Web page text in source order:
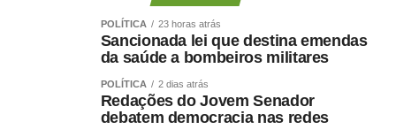
direitos garantidos por lei, incluindo férias e benefícios
como o prêmio saúde, desde que atendidos os critérios
estabelecidos.
A gestão também informou que a lotação em gabinete é
um ato administrativo regular, especialmente em períodos
POLÍTICA 23 horas atrás
Sancionada lei que destina emendas
da saúde a bombeiros militares
POLÍTICA 2 dias atrás
Redações do Jovem Senador
debatem democracia nas redes